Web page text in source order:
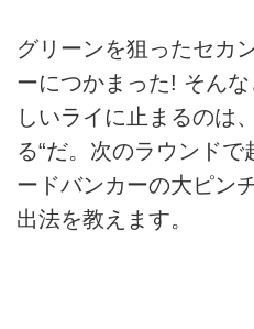
グリーンを狙ったセカ
ーにつかまった! そん
しいライに止まるのは
る“だ。次のラウンド
ードバンカーの大ピン
出法を教えます。